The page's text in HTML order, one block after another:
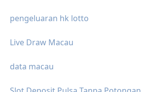
pengeluaran hk lotto
Live Draw Macau
data macau